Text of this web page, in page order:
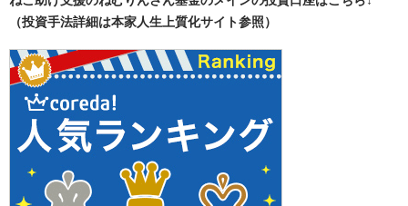
（投資手法詳細は本家人生上質化サイト参照）